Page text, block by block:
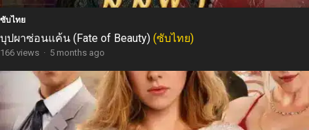
ซับไทย
บุปผาซ่อนแค้น (Fate of Beauty) (ซับไทย)
166 views · 5 months ago